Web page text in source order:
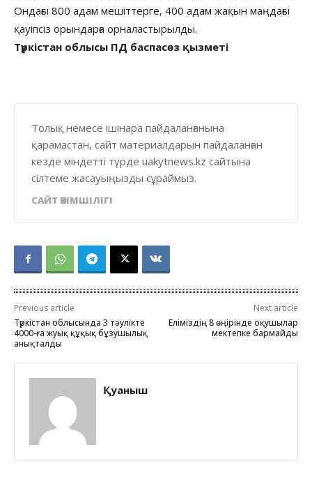
Ондағы 800 адам мешіттерге, 400 адам жақын маңдағы
қауіпсіз орындарға орналастырылды.
Түркістан облысы ПД баспасөз қызметі
Толық немесе ішінара пайдаланғанына
қарамастан, сайт материалдарын пайдаланған
кезде міндетті түрде uakytnews.kz сайтына
сілтеме жасауыңызды сұраймыз.
САЙТ ӘКІМШІЛІГІ
Previous article
Түркістан облысында 3 тәулікте
4000-ға жуық құқық бұзушылық
анықталды
Next article
Еліміздің 8 өңірінде оқушылар
мектепке бармайды
Қуаныш